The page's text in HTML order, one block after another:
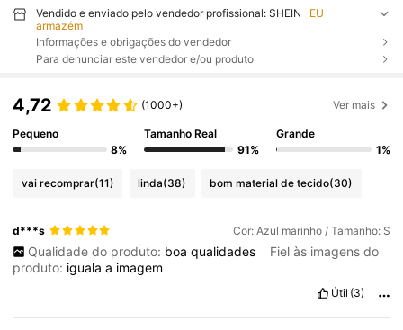
Vendido e enviado pelo vendedor profissional: SHEIN
EU
armazém
Informações e obrigações do vendedor
Para denunciar este vendedor e/ou produto
4,72 (1000+) Ver mais
Pequeno
8%
Tamanho Real
91%
Grande
1%
vai recomprar(11) linda(38) bom material de tecido(30)
d***s Cor: Azul marinho / Tamanho: S
Qualidade do produto: boa qualidades
Fiel às imagens do
produto: igualaa imagem
Útil (3)